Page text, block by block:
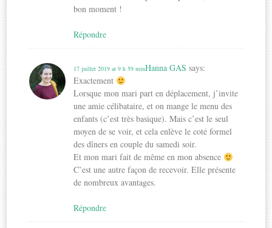
bon moment !
Répondre
Hanna GAS says:
17 juillet 2019 at 9 h 59 min
Exactement
Lorsque mon mari part en déplacement, j’invite
une amie célibataire, et on mange le menu des
enfants (c’est très basique). Mais c’est le seul
moyen de se voir, et cela enlève le coté formel
des dîners en couple du samedi soir.
Et mon mari fait de même en mon absence
C’est une autre façon de recevoir. Elle présente
de nombreux avantages.
Répondre